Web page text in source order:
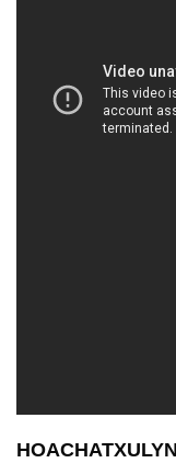
Chúng tôi là
một đối tác đáng